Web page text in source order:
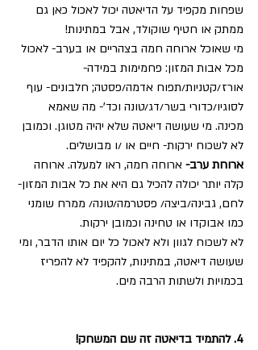
שפחות מקפיד על הדיאטה יכול לאכול כאן גם
ממתק או חטיף שוקולד, אבל במתינות!
מי שאוכל ארוחה חמה בצהריים או בערב- לאכול
מכל אבות המזון: פחמימות במידה-
אורז/קטניות/תפוח אדמה/פסטה; חלבונים- עוף
לסוגיו/כדורי בשר/דג/טונה וכד'- מה שאמא
מכינה. מי שעושה דיאטה שלא יהיה מטוגן. וכמובן
לא לשכוח ירקות- חיים או /ו מבושלים.
ארוחת ערב- ארוחה חמה, ראו למעלה. ארוחה
קלה יותר יכולה להכיל גם היא את כל אבות המזון-
לחם, גבינה/ביצה/ פסטרמה/טונה/ ממרח שומני
כמו אבוקדו או טחינה וכמובן ירקות.
לא לשכוח לגוון ולא לאכול כל יום אותו הדבר, ומי
שעושה דיאטה, במתינות, להקפיד לא להפריז
בכמויות ולשתות הרבה מים.
4. להתמיד בדיאטה זה שם המשחק!